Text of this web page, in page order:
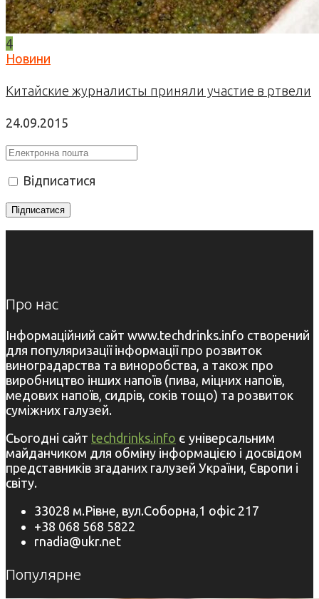
4
Новини
Китайские журналисты приняли участие в ртвели
24.09.2015
Відписатися
Про нас
Інформаційний сайт www.techdrinks.info створений
для популяризації інформації про розвиток
виноградарства та виноробства, а також про
виробництво інших напоїв (пива, міцних напоїв,
медових напоїв, сидрів, соків тощо) та розвиток
суміжних галузей.
Сьогодні сайт techdrinks.info є універсальним
майданчиком для обміну інформацією і досвідом
представників згаданих галузей України, Європи і
світу.
33028 м.Рівне, вул.Соборна,1 офіс 217
+38 068 568 5822
rnadia@ukr.net
Популярне